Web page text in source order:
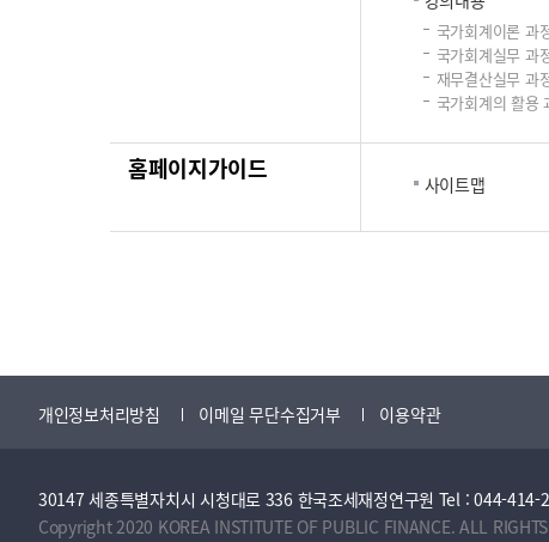
국가회계이론 과
국가회계실무 과
재무결산실무 과
국가회계의 활용
홈페이지가이드
사이트맵
개인정보처리방침 이메일 무단수집거부 이용약관
30147 세종특별자치시 시청대로 336 한국조세재정연구원 Tel : 044-
Copyright 2020 KOREA INSTITUTE OF PUBLIC FINANCE. ALL RIGHTS